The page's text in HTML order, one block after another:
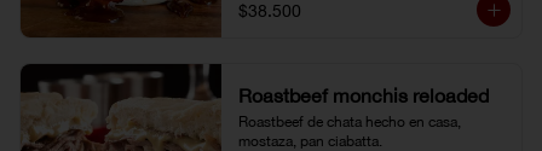
$38.500
Roastbeef monchis reloaded
Roastbeef de chata hecho en casa,
mostaza, pan ciabatta.